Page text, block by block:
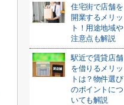
住宅街で店舗を
開業するメリッ
ト！用途地域や
注意点も解説
駅近で賃貸店舗
を借りるメリッ
トは？物件選び
のポイントにつ
いても解説